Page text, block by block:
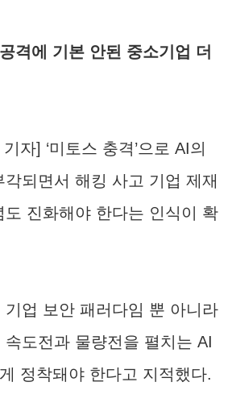
격에 기본 안된 중소기업 더
자] ‘미토스 충격’으로 AI의
각되면서 해킹 사고 기업 제재
도 진화해야 한다는 인식이 확
기업 보안 패러다임 뿐 아니라
속도전과 물량전을 펼치는 AI
정착돼야 한다고 지적했다.